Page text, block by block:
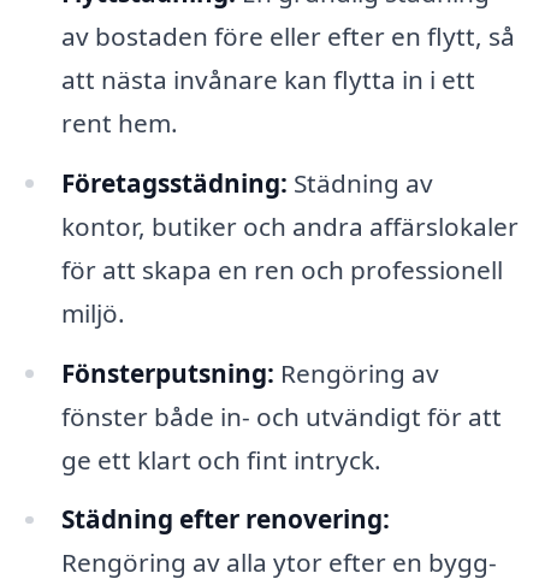
av bostaden före eller efter en flytt, så
att nästa invånare kan flytta in i ett
rent hem.
Företagsstädning: Städning av
kontor, butiker och andra affärslokaler
för att skapa en ren och professionell
miljö.
Fönsterputsning: Rengöring av
fönster både in- och utvändigt för att
ge ett klart och fint intryck.
Städning efter renovering:
Rengöring av alla ytor efter en bygg-